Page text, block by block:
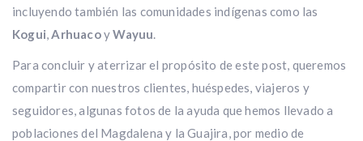
incluyendo también las comunidades indígenas como las
Kogui,ArhuacoyWayuu.
Para concluir y aterrizar el propósito de este post, queremos
compartir con nuestros clientes, huéspedes, viajeros y
seguidores, algunas fotos de la ayuda que hemos llevado a
poblaciones del Magdalena y la Guajira, por medio de